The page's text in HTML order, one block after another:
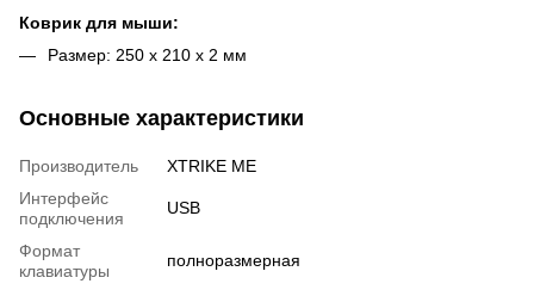
Коврик для мыши:
Размер: 250 х 210 х 2 мм
Основные характеристики
Производитель
XTRIKE ME
Интерфейс
подключения
USB
Формат
клавиатуры
полноразмерная